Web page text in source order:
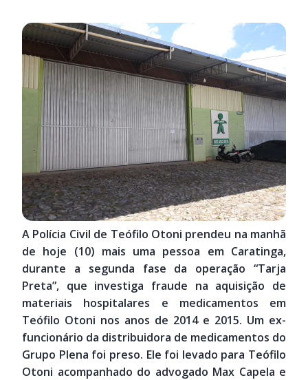
A Polícia Civil de Teófilo Otoni prendeu na manhã
de hoje (10) mais uma pessoa em Caratinga,
durante a segunda fase da operação “Tarja
Preta”, que investiga fraude na aquisição de
materiais hospitalares e medicamentos em
Teófilo Otoni nos anos de 2014 e 2015. Um ex-
funcionário da distribuidora de medicamentos do
Grupo Plena foi preso. Ele foi levado para Teófilo
Otoni acompanhado do advogado Max Capela e